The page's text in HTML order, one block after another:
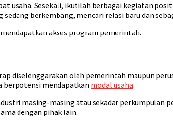
usaha. Sesekali, ikutilah berbagai kegiatan
berkembang, mencari relasi baru dan
akses program pemerintah.
diselenggarakan oleh pemerintah maupun
berpotensi mendapatkan modal usaha.
masing-masing atau sekadar perkumpulan
dengan pihak lain.